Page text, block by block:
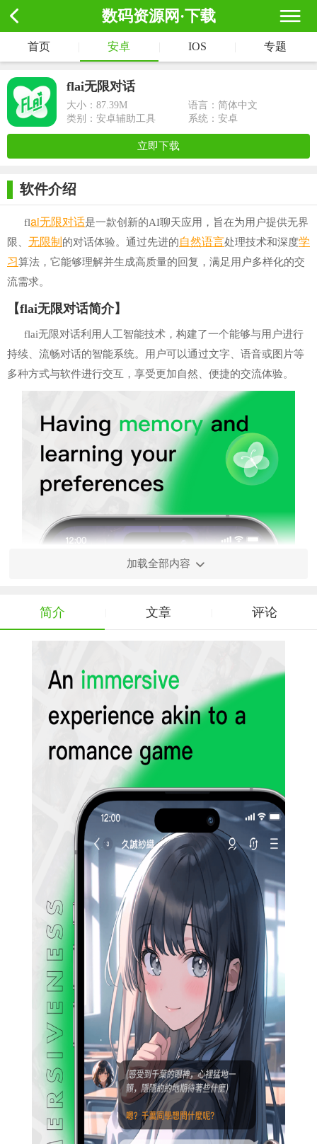
数码资源网·下载
首页 安卓 IOS 专题
flai无限对话
大小： 87.39M
语言：简体中文
类别：安卓辅助工具
系统：安卓
立即下载
软件介绍
flai无限对话是一款创新的AI聊天应用，旨在为用户提供无界
限、 无限制的对话体验。通过先进的自然语言处理技术和深度学
习算法，它能够理解并生成高质量的回复，满足用户多样化的交
流需求。
【flai无限对话简介】
flai无限对话利用人工智能技术，构建了一个能够与用户进行
持续、流畅对话的智能系统。用户可以通过文字、语音或图片等
多种方式与软件进行交互，享受更加自然、便捷的交流体验。
【flai无限对话特色】
1. 无限对话：flai无限对话不受对话轮次限制，用户可以随心
所欲地与软件进行长时间交流。
2. 智能理解：软件具备强大的自然语言理解能力，能够准确
识别并理解用户的意图和情绪。
3. 个性化回复：根据用户的喜好和历史对话内容，软件能够
生成更加个性化的回复，提升对话的趣味性和互动性。
加载全部内容
简介 文章 评论